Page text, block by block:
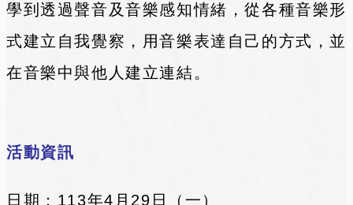
學到透過聲音及音樂感知情緒，從各種音樂形
式建立自我覺察，用音樂表達自己的方式，並
在音樂中與他人建立連結。
活動資訊
日期：113年4月29日（一）